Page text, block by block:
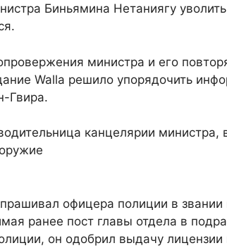
Биньямина Нетаниягу
министра и его
Walla решило упорядочить
Гвира.
канцелярии министра,
офицера полиции в звании
ранее пост главы отдела в
он одобрил выдачу